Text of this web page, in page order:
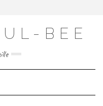
BEE.BE
BEE
Navigation